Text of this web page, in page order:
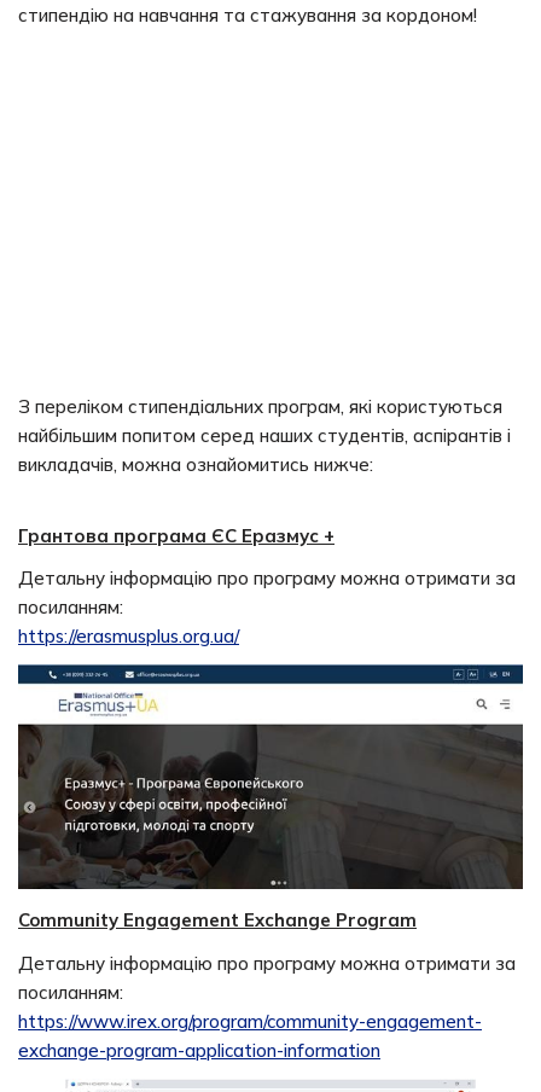
стипендію на навчання та стажування за кордоном!
З переліком стипендіальних програм, які користуються
найбільшим попитом серед наших студентів, аспірантів і
викладачів, можна ознайомитись нижче:
Грантова програма ЄС Еразмус +
Детальну інформацію про програму можна отримати за
посиланням:
https://erasmusplus.org.ua/
Community Engagement Exchange Program
Детальну інформацію про програму можна отримати за
посиланням:
https://www.irex.org/program/community-engagement-
exchange-program-application-information